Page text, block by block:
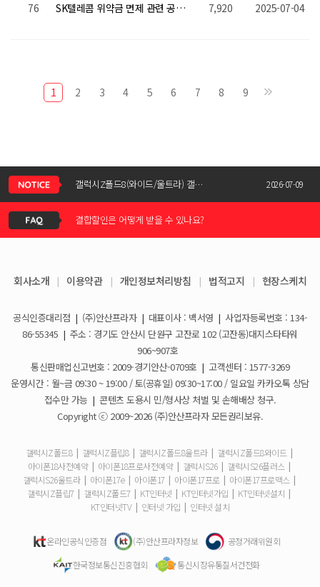
76 SK텔레콤 위약금 면제 관련 공지사항 7,920 2025-07-04
1 2 3 4 5 6 7 8 9
갤럭시Z폴드8(와이드/울트라) 갤럭시Z플립8 사전예약 공지사항 2026-07-09
KT스토어 공식 신청서 작성 관련 자주 묻는 질문
아이폰17e 사전예약 공지사항
갤럭시S26 사전예약 공지사항
신청서 조회는 어떻게 하나요?
결합할인은 어떻게 받을 수 있나요?
휴대폰 일시불로 구매도 가능한가요?
요금제 변경은 언제할 수 있나요?
더블할인카드는 어떻게 등록 하나요?
휴대폰 구매 후 불량이면 어떻게 하나요?
ESIM 발급 방법은 어떻게 되나요?
유심은 새로 구매해야 하나요?
사은품은 핸드폰과 같이 보내주시나요?
청소년 요금제는 몇살까지 가입할 수 있어요?
회사소개 | 이용약관 | 개인정보처리방침 | 법적고지 | 현장스케치
공식인증대리점 | (주)안산프라자 | 대표이사 : 백서영 | 사업자등록번호 : 134-
86-55345 | 주소 : 경기도 안산시 단원구 고잔로 102 (고잔동)대지스타타워
906~907호
통신판매업신고번호 : 2009-경기안산-0709호 | 고객센터 : 1577-3269
운영시간 : 월~금 09:30 ~ 19:00 / 토(공휴일) 09:30~17:00 / 일요일 카카오톡 상담
접수만 가능 | 콘텐츠 도용시 민/형사상 처벌 및 손해배상 청구.
Copyright ⓒ 2009~2026 (주)안산프라자 모든권리보유.
갤럭시Z폴드8 | 갤럭시Z플립8 | 갤럭시Z폴드8울트라 | 갤럭시Z폴드8와이드 |
아이폰18사전예약 | 아이폰18프로사전예약 | 갤럭시S26 | 갤럭시S26플러스 |
갤럭시S26울트라 | 아이폰17e | 아이폰17 | 아이폰17프로 | 아이폰17프로맥스 |
갤럭시Z플립7 | 갤럭시Z폴드7 | KT인터넷 | KT인터넷가입 | KT인터넷설치 |
KT인터넷TV | 인터넷 가입 | 인터넷 설치
온라인공식인증점 (주)안산프라자정보
공정거래위원회
한국정보통신진흥협회
통신시장유통질서건전화